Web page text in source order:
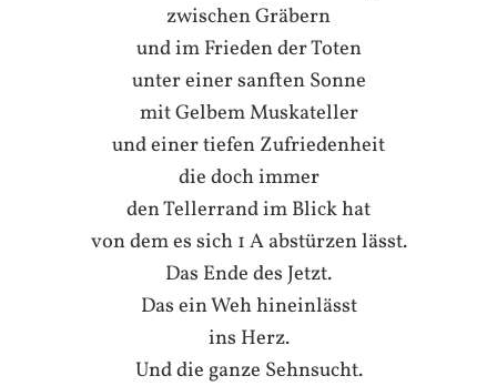
zwischen Gräbern
und im Frieden der Toten
unter einer sanften Sonne
mit Gelbem Muskateller
und einer tiefen Zufriedenheit
die doch immer
den Tellerrand im Blick hat
von dem es sich 1 A abstürzen lässt.
Das Ende des Jetzt.
Das ein Weh hineinlässt
ins Herz.
Und die ganze Sehnsucht.